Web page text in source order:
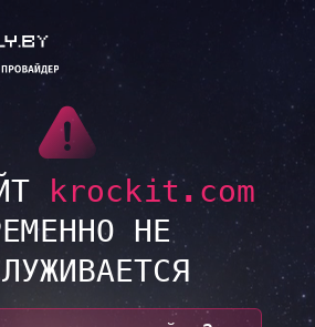
krockit.com
НЕ